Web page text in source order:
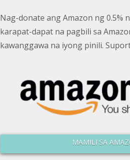
Nag-donate ang Amazon ng 0.5%
karapat-dapat na pagbili sa
kawanggawa na iyong pinili.
MAMILI SA